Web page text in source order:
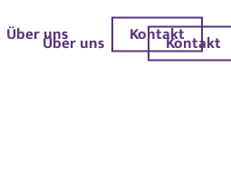
Über uns Kontakt
Über uns Kontakt